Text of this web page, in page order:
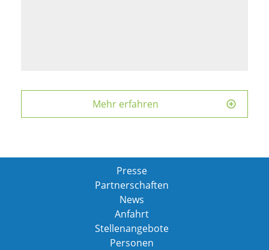
Mehr erfahren
Presse
Partnerschaften
News
Anfahrt
Stellenangebote
Personen